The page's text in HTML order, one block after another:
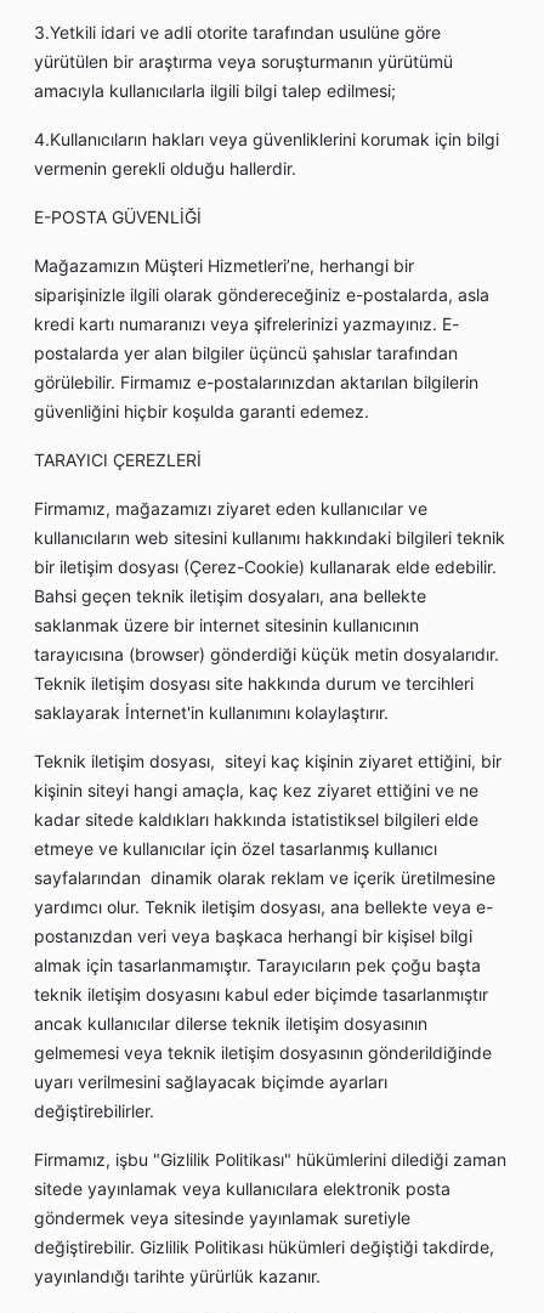
3.Yetkili idari ve adli otorite tarafından usulüne göre
yürütülen bir araştırma veya soruşturmanın yürütümü
amacıyla kullanıcılarla ilgili bilgi talep edilmesi;
4.Kullanıcıların hakları veya güvenliklerini korumak için bilgi
vermenin gerekli olduğu hallerdir.
E-POSTA GÜVENLİĞİ
Mağazamızın Müşteri Hizmetleri’ne, herhangi bir
siparişinizle ilgili olarak göndereceğiniz e-postalarda, asla
kredi kartı numaranızı veya şifrelerinizi yazmayınız. E-
postalarda yer alan bilgiler üçüncü şahıslar tarafından
görülebilir. Firmamız e-postalarınızdan aktarılan bilgilerin
güvenliğini hiçbir koşulda garanti edemez.
TARAYICI ÇEREZLERİ
Firmamız, mağazamızı ziyaret eden kullanıcılar ve
kullanıcıların web sitesini kullanımı hakkındaki bilgileri teknik
bir iletişim dosyası (Çerez-Cookie) kullanarak elde edebilir.
Bahsi geçen teknik iletişim dosyaları, ana bellekte
saklanmak üzere bir internet sitesinin kullanıcının
tarayıcısına (browser) gönderdiği küçük metin dosyalarıdır.
Teknik iletişim dosyası site hakkında durum ve tercihleri
saklayarak İnternet'in kullanımını kolaylaştırır.
Teknik iletişim dosyası, siteyi kaç kişinin ziyaret ettiğini, bir
kişinin siteyi hangi amaçla, kaç kez ziyaret ettiğini ve ne
kadar sitede kaldıkları hakkında istatistiksel bilgileri elde
etmeye ve kullanıcılar için özel tasarlanmış kullanıcı
sayfalarından dinamik olarak reklam ve içerik üretilmesine
yardımcı olur. Teknik iletişim dosyası, ana bellekte veya e-
postanızdan veri veya başkaca herhangi bir kişisel bilgi
almak için tasarlanmamıştır. Tarayıcıların pek çoğu başta
teknik iletişim dosyasını kabul eder biçimde tasarlanmıştır
ancak kullanıcılar dilerse teknik iletişim dosyasının
gelmemesi veya teknik iletişim dosyasının gönderildiğinde
uyarı verilmesini sağlayacak biçimde ayarları
değiştirebilirler.
Firmamız, işbu "Gizlilik Politikası" hükümlerini dilediği zaman
sitede yayınlamak veya kullanıcılara elektronik posta
göndermek veya sitesinde yayınlamak suretiyle
değiştirebilir. Gizlilik Politikası hükümleri değiştiği takdirde,
yayınlandığı tarihte yürürlük kazanır.